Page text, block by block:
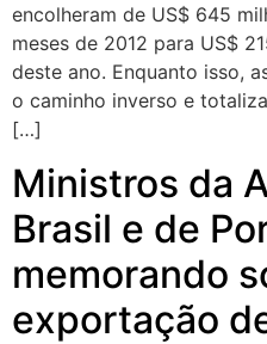
encolheram de US$ 645
meses de 2012 para US$
deste ano. Enquanto isso,
o caminho inverso e
[…]
Ministros da
Brasil e de
memorando
exportação